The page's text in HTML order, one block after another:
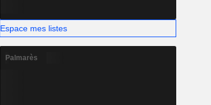
Espace mes listes
Palmarès